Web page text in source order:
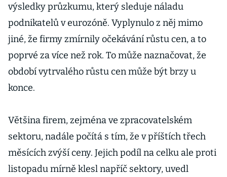
výsledky průzkumu, který sleduje náladu
podnikatelů v eurozóně. Vyplynulo z něj mimo
jiné, že firmy zmírnily očekávání růstu cen, a to
poprvé za více než rok. To může naznačovat, že
období vytrvalého růstu cen může být brzy u
konce.
Většina firem, zejména ve zpracovatelském
sektoru, nadále počítá s tím, že v příštích třech
měsících zvýší ceny. Jejich podíl na celku ale proti
listopadu mírně klesl napříč sektory, uvedl